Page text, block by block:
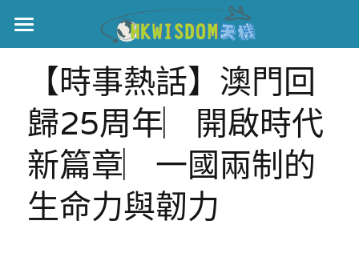
主頁
世界盃
伊美戰爭
黎智英案
正本清源•黎智英案
宏福火災
【時事熱話】澳門回
歸25周年︳開啟時代
新篇章︳一國兩制的
生命力與韌力